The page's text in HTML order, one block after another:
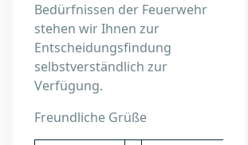
Bedürfnissen der Feuerwehr
stehen wir Ihnen zur
Entscheidungsfindung
selbstverständlich zur
Verfügung.
Freundliche Grüße